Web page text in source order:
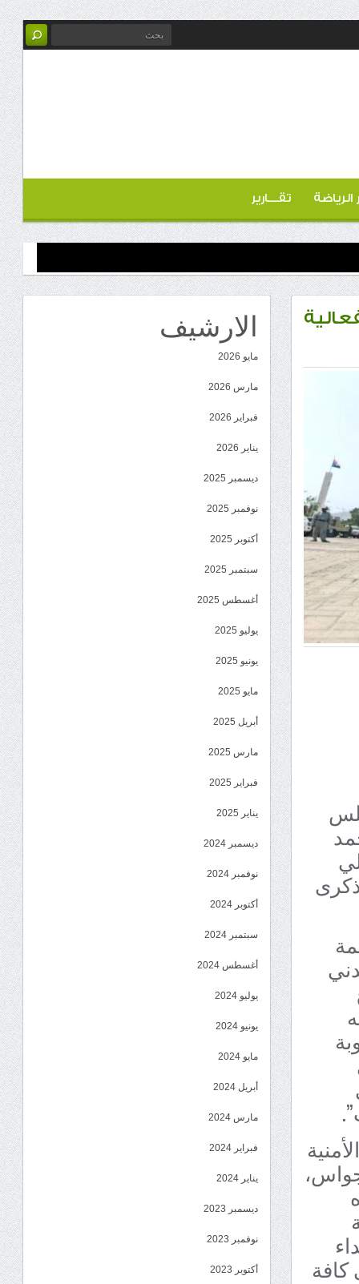
الرياضة تقـــارير
كافة
الارشيف
مايو 2026
مارس 2026
فبراير 2026
يناير 2026
ديسمبر 2025
نوفمبر 2025
أكتوبر 2025
سبتمبر 2025
أغسطس 2025
يوليو 2025
يونيو 2025
مايو 2025
أبريل 2025
مارس 2025
فبراير 2025
يناير 2025
ديسمبر 2024
نوفمبر 2024
أكتوبر 2024
سبتمبر 2024
أغسطس 2024
يوليو 2024
يونيو 2024
مايو 2024
أبريل 2024
مارس 2024
فبراير 2024
يناير 2024
ديسمبر 2023
نوفمبر 2023
أكتوبر 2023